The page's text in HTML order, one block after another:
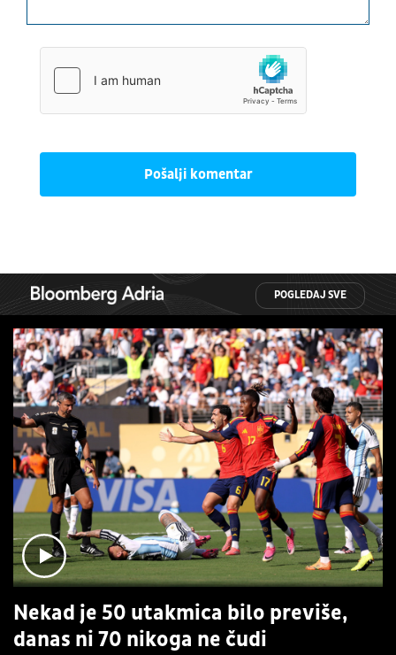
Pošalji komentar
POGLEDAJ SVE
Nekad je 50 utakmica bilo previše,
danas ni 70 nikoga ne čudi